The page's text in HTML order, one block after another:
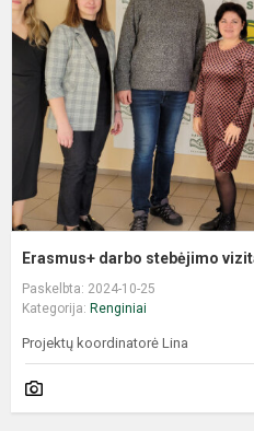
Erasmus+ darbo stebėjimo
Paskelbta: 2024-10-25
Kategorija: Renginiai
Projektų koordinatorė Lina